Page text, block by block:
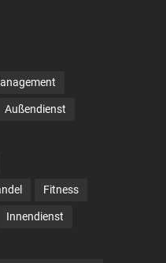
Außendienst
Fitness
Innendienst